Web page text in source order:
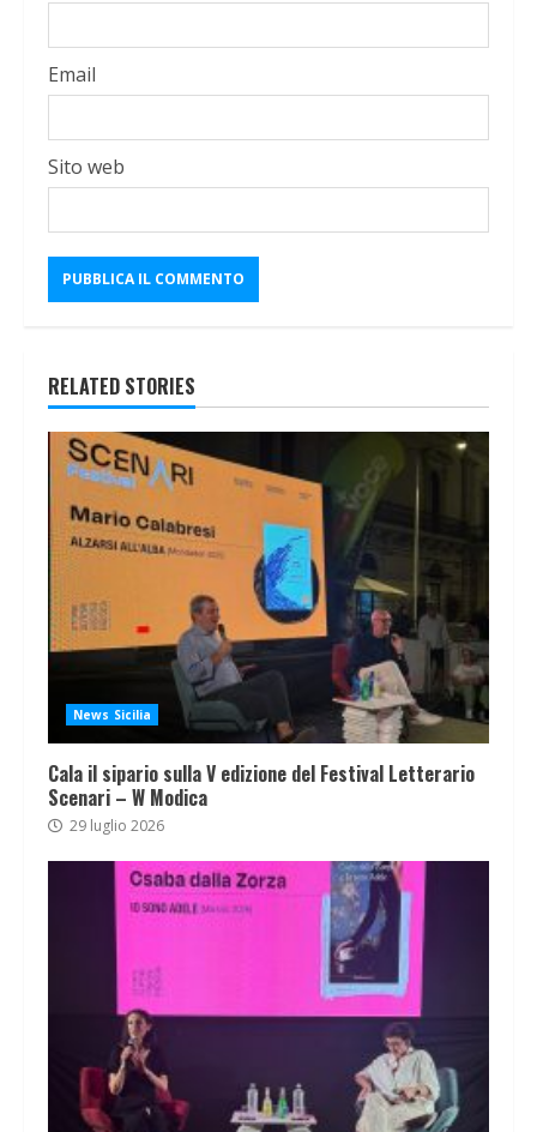
Email
Sito web
RELATED STORIES
News Sicilia
Cala il sipario sulla V edizione del Festival Letterario
Scenari – W Modica
29 luglio 2026